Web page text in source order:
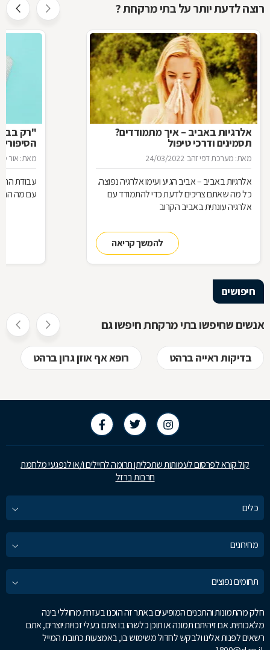
רוצה לדעת יותר על בתי מרקחת ?
אלרגיות באביב – איך מתמודדים?
תסמינים ודרכי טיפול
מאת: מערכת דפי זהב 24/03/2022
אלרגיות באביב – אביב הגיע ועימו אלרגיה נפוצה.
כל מה שאתם צריכים לדעת כדי להתמודד עם
אלרגיה עונתית באביב הקרוב
להמשך קריאה
"רק
מאת: אור
עבודת
עם מה הם
חיפושים
אנשים שחיפשו בתי מרקחת חיפשו גם
בדיקות ראייה ברהט רופא אף אוזן גרון ברהט
קול קורא לפרסום לעמותות שתכליתן תרומה לחיילים ו/או לנפגעי מלחמת
חרבות ברזל
כלים
מחירונים
תחומים נפוצים
חלק מהתמונות והתכנים המופיעים באתר זה הוכנו בעזרת מחוללי בינה
מלאכותית. אם זיהיתם תמונה או תוכן כלשהו בו אתם בעלי זכויות יוצרים, אתם
רשאים לפנות אלינו ולבקש לחדול משימוש בו, באמצעות כתובת המייל